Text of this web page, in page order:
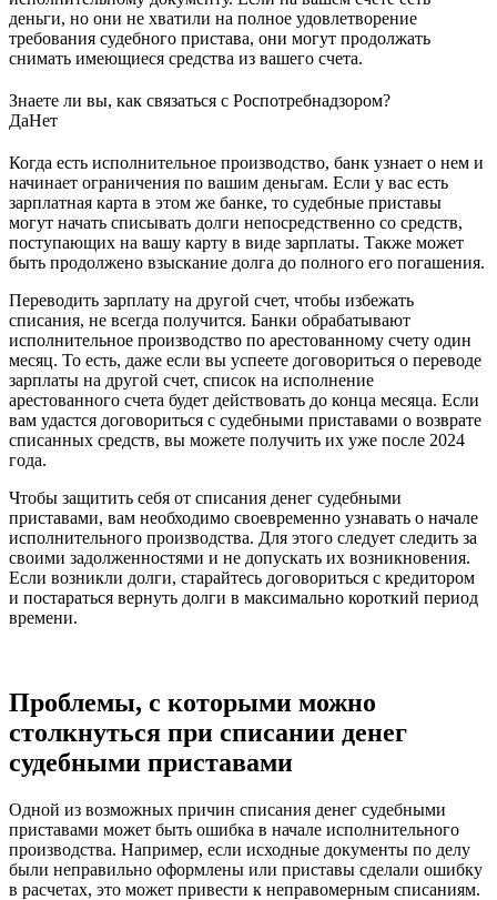
деньги, но они не хватили на полное удовлетворение
требования судебного пристава, они могут продолжать
снимать имеющиеся средства из вашего счета.
Знаете ли вы, как связаться с Роспотребнадзором?
ДаНет
Когда есть исполнительное производство, банк узнает о нем и
начинает ограничения по вашим деньгам. Если у вас есть
зарплатная карта в этом же банке, то судебные приставы
могут начать списывать долги непосредственно со средств,
поступающих на вашу карту в виде зарплаты. Также может
быть продолжено взыскание долга до полного его погашения.
Переводить зарплату на другой счет, чтобы избежать
списания, не всегда получится. Банки обрабатывают
исполнительное производство по арестованному счету один
месяц. То есть, даже если вы успеете договориться о переводе
зарплаты на другой счет, список на исполнение
арестованного счета будет действовать до конца месяца. Если
вам удастся договориться с судебными приставами о возврате
списанных средств, вы можете получить их уже после 2024
года.
Чтобы защитить себя от списания денег судебными
приставами, вам необходимо своевременно узнавать о начале
исполнительного производства. Для этого следует следить за
своими задолженностями и не допускать их возникновения.
Если возникли долги, старайтесь договориться с кредитором
и постараться вернуть долги в максимально короткий период
времени.
Проблемы, с которыми можно
столкнуться при списании денег
судебными приставами
Одной из возможных причин списания денег судебными
приставами может быть ошибка в начале исполнительного
производства. Например, если исходные документы по делу
были неправильно оформлены или приставы сделали ошибку
в расчетах, это может привести к неправомерным списаниям.